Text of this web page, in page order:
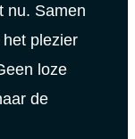
nu. Samen
plezier
loze
de